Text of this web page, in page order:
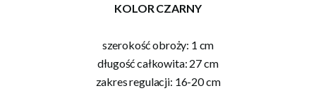
KOLOR CZARNY
szerokość obroży: 1 cm
długość całkowita: 27 cm
zakres regulacji: 16-20 cm